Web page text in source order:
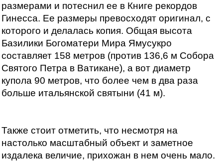
размерами и потеснил ее в Книге рекордов
Гинесса. Ее размеры превосходят оригинал, с
которого и делалась копия. Общая высота
Базилики Богоматери Мира Ямусукро
составляет 158 метров (против 136,6 м Собора
Святого Петра в Ватикане), а вот диаметр
купола 90 метров, что более чем в два раза
больше итальянской святыни (41 м).
Также стоит отметить, что несмотря на
настолько масштабный объект и заметное
издалека величие, прихожан в нем очень мало.